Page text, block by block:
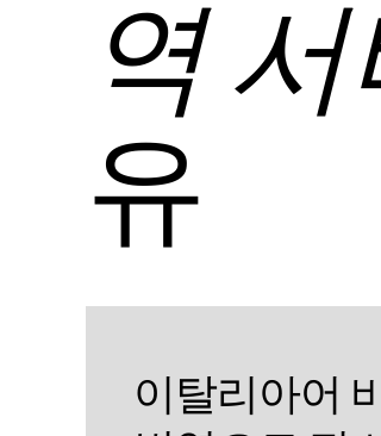
역
유
이탈리아어